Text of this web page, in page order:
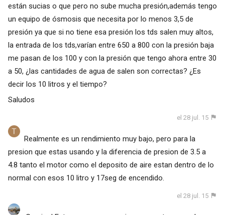
están sucias o que pero no sube mucha presión,además tengo
un equipo de ósmosis que necesita por lo menos 3,5 de
presión ya que si no tiene esa presión los tds salen muy altos,
la entrada de los tds,varían entre 650 a 800 con la presión baja
me pasan de los 100 y con la presión que tengo ahora entre 30
a 50, ¿las cantidades de agua de salen son correctas? ¿Es
decir los 10 litros y el tiempo?
Saludos
el 28 jul. 15
Realmente es un rendimiento muy bajo, pero para la
presion que estas usando y la diferencia de presion de 3.5 a
4.8 tanto el motor como el deposito de aire estan dentro de lo
normal con esos 10 litro y 17seg de encendido.
el 28 jul. 15